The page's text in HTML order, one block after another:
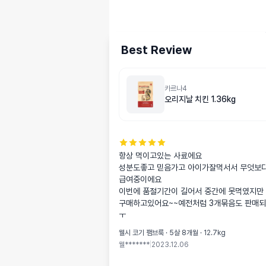
Best Review
카르나4
오리지날 치킨 1.36kg
항상 먹이고있는 사료에요
성분도좋고 믿음가고 아이가잘먹서서 무엇보
급여중이에요
이번에 품절기간이 길어서 중간에 못먹였지
구매하고있어요~~예전처럼 3개묶음도 판매
ㅜ
웰시 코기 팸브룩 · 5살 8개월 · 12.7kg
웰******* 2023.12.06